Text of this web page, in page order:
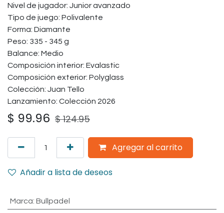
Nivel de jugador: Junior avanzado
Tipo de juego: Polivalente
Forma: Diamante
Peso: 335 - 345 g
Balance: Medio
Composición interior: Evalastic
Composición exterior: Polyglass
Colección: Juan Tello
Lanzamiento: Colección 2026
$ 99.96 $124.95
Agregar al carrito
Añadir a lista de deseos
Marca: Bullpadel